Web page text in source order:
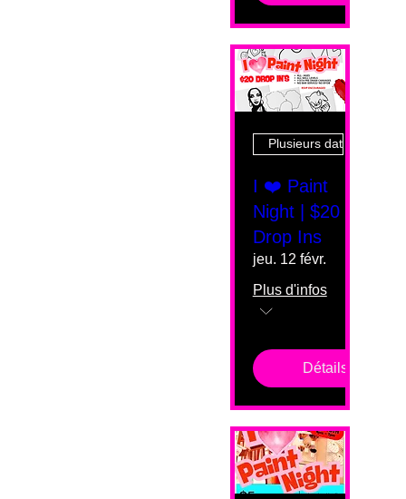
Plusieurs dates
I ❤️ Paint
Night | $20
Drop Ins
jeu. 12 févr.
Plus d'infos
Détails